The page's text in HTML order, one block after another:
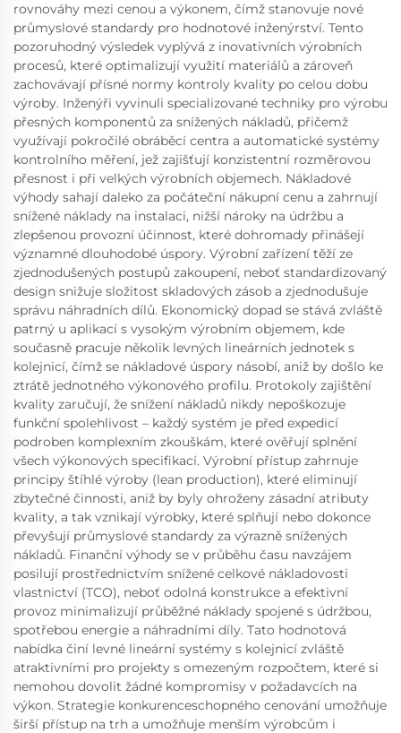
rovnováhy mezi cenou a výkonem, čímž stanovuje nové
průmyslové standardy pro hodnotové inženýrství. Tento
pozoruhodný výsledek vyplývá z inovativních výrobních
procesů, které optimalizují využití materiálů a zároveň
zachovávají přísné normy kontroly kvality po celou dobu
výroby. Inženýři vyvinuli specializované techniky pro výrobu
přesných komponentů za snížených nákladů, přičemž
využívají pokročilé obráběcí centra a automatické systémy
kontrolního měření, jež zajišťují konzistentní rozměrovou
přesnost i při velkých výrobních objemech. Nákladové
výhody sahají daleko za počáteční nákupní cenu a zahrnují
snížené náklady na instalaci, nižší nároky na údržbu a
zlepšenou provozní účinnost, které dohromady přinášejí
významné dlouhodobé úspory. Výrobní zařízení těží ze
zjednodušených postupů zakoupení, neboť standardizovaný
design snižuje složitost skladových zásob a zjednodušuje
správu náhradních dílů. Ekonomický dopad se stává zvláště
patrný u aplikací s vysokým výrobním objemem, kde
současně pracuje několik levných lineárních jednotek s
kolejnicí, čímž se nákladové úspory násobí, aniž by došlo ke
ztrátě jednotného výkonového profilu. Protokoly zajištění
kvality zaručují, že snížení nákladů nikdy nepoškozuje
funkční spolehlivost – každý systém je před expedicí
podroben komplexním zkouškám, které ověřují splnění
všech výkonových specifikací. Výrobní přístup zahrnuje
principy štíhlé výroby (lean production), které eliminují
zbytečné činnosti, aniž by byly ohroženy zásadní atributy
kvality, a tak vznikají výrobky, které splňují nebo dokonce
převyšují průmyslové standardy za výrazně snížených
nákladů. Finanční výhody se v průběhu času navzájem
posilují prostřednictvím snížené celkové nákladovosti
vlastnictví (TCO), neboť odolná konstrukce a efektivní
provoz minimalizují průběžné náklady spojené s údržbou,
spotřebou energie a náhradními díly. Tato hodnotová
nabídka činí levné lineární systémy s kolejnicí zvláště
atraktivními pro projekty s omezeným rozpočtem, které si
nemohou dovolit žádné kompromisy v požadavcích na
výkon. Strategie konkurenceschopného cenování umožňuje
širší přístup na trh a umožňuje menším výrobcům i